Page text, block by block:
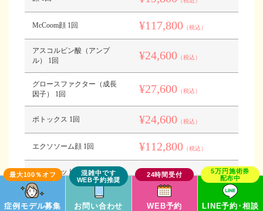
McCoom顔 1回 ¥117,800 （税込）
アスコルビン酸（アンプ
ル） 1回
¥24,600 （税込）
グロースファクター（成長
因子） 1回
¥27,600 （税込）
ボトックス 1回 ¥24,600 （税込）
エクソソーム顔 1回 ¥112,800 （税込）
ヴェルベットスキン（コラ
ーゲンピール） 1回
¥24,800（税込）
症例モデル募集 お問い合わせ WEB予約 LINE予約･相談